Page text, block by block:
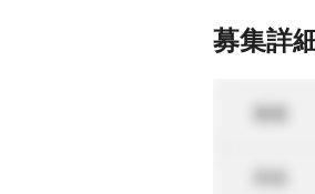
募集詳